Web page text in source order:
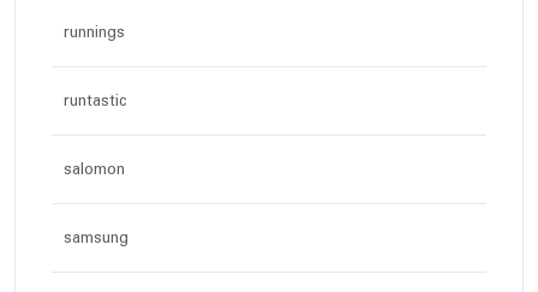
runnings
runtastic
salomon
samsung